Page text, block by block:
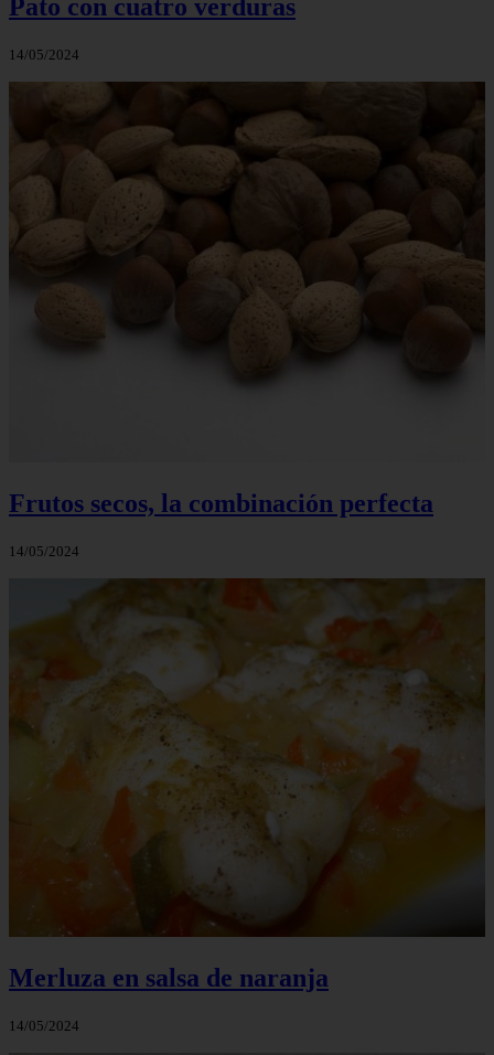
Pato con cuatro verduras
14/05/2024
Frutos secos, la combinación perfecta
14/05/2024
Merluza en salsa de naranja
14/05/2024